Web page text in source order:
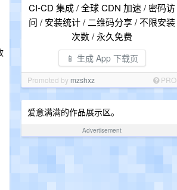
CI-CD 集成 / 全球 CDN 加速 / 密码访
问 / 安装统计 / 二维码分享 / 不限安装
次数 / 永久免费
📱 生成 App 下载页
Promoted by mzshxz PRO
爱意满满的作品展示区。
Advertisement